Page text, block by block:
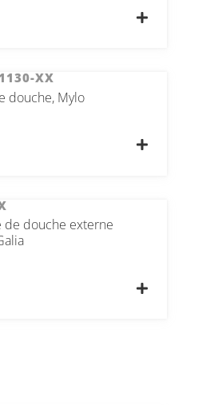
XX
douche, Mylo
de douche externe